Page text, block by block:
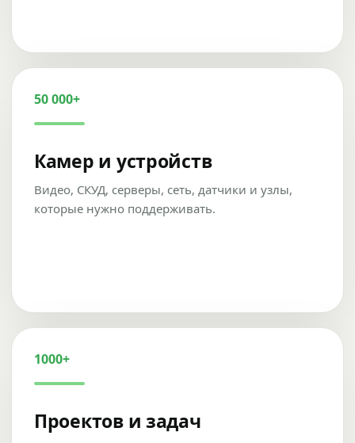
50 000+
Камер и устройств
Видео, СКУД, серверы, сеть, датчики и узлы,
которые нужно поддерживать.
1000+
Проектов и задач